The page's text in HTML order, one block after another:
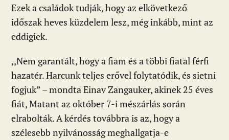
Ezek a családok tudják, hogy az elkövetkező
időszak heves küzdelem lesz, még inkább, mint az
eddigiek.
,,Nem garantált, hogy a fiam és a többi fiatal férfi
hazatér. Harcunk teljes erővel folytatódik, és sietni
fogjuk” – mondta Einav Zangauker, akinek 25 éves
fiát, Matant az október 7-i mészárlás során
elrabolták. A kérdés továbbra is az, hogy a
szélesebb nyilvánosság meghallgatja-e